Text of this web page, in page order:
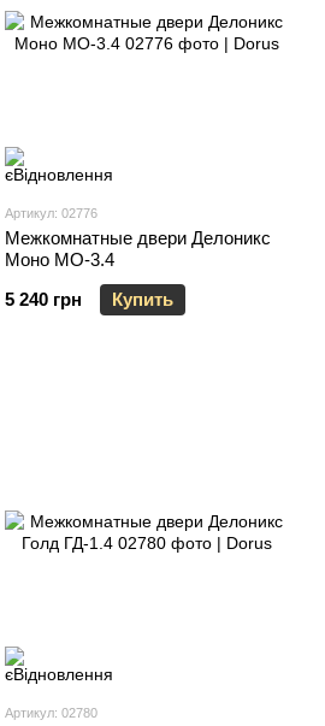
Артикул: 02776
Межкомнатные двери Делоникс
Моно МО-3.4
5 240 грн
Купить
Артикул: 02780